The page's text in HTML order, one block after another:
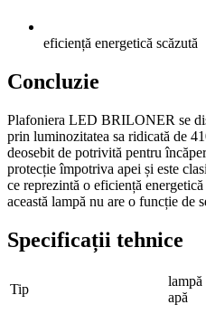
eficiență energetică scăzută
Concluzie
Plafoniera LED BRILONER se
prin luminozitatea sa ridicată de
deosebit de potrivită pentru
protecție împotriva apei și este
ce reprezintă o eficiență
această lampă nu are o funcție de
Specificații tehnice
Tip
lampă
apă